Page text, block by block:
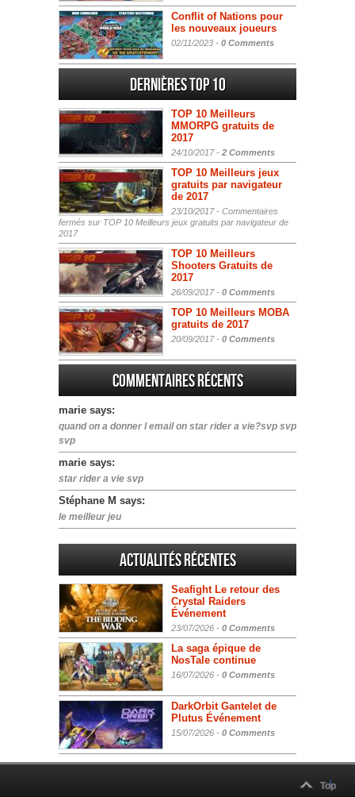
Conflit of Nations pour
les nouveaux joueurs
02/11/2023 - 0 Comments
Dernières Top 10
TOP 10 Meilleurs
MMORPG gratuits de
2017
24/10/2017 - 2 Comments
TOP 10 Meilleurs jeux
gratuits par navigateur
de 2017
23/10/2017 - Commentaires
fermés sur TOP 10 Meilleurs jeux gratuits par navigateur de
2017
TOP 10 Meilleurs
Shooters Gratuits de
2017
26/09/2017 - 0 Comments
TOP 10 Meilleurs MOBA
gratuits de 2017
20/09/2017 - 0 Comments
Commentaires récents
marie says:
quand on a donner l email on star rider a vie?svp svp
svp
marie says:
star rider a vie svp
Stéphane M says:
le meilleur jeu
Actualités Récentes
Seafight Le retour des
Crystal Raiders
Événement
23/07/2026 - 0 Comments
La saga épique de
NosTale continue
16/07/2026 - 0 Comments
DarkOrbit Gantelet de
Plutus Événement
15/07/2026 - 0 Comments
Top